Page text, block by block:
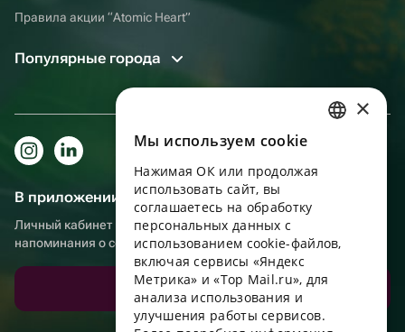
Правила акции “Atomic Heart”
Популярные города
В приложении еще удобнее!
Личный кабинет получателя, больше бонусов за покупки и
напоминания о событиях
Скачать приложение
ENGLISH
UKRAINIAN
PORTUGUESE
×
Мы используем сookie
Нажимая ОК или продолжая
использовать сайт, вы
соглашаетесь на обработку
персональных данных с
использованием cookie-файлов,
включая сервисы «Яндекс
Метрика» и «Top Mail.ru», для
анализа использования и
улучшения работы сервисов.